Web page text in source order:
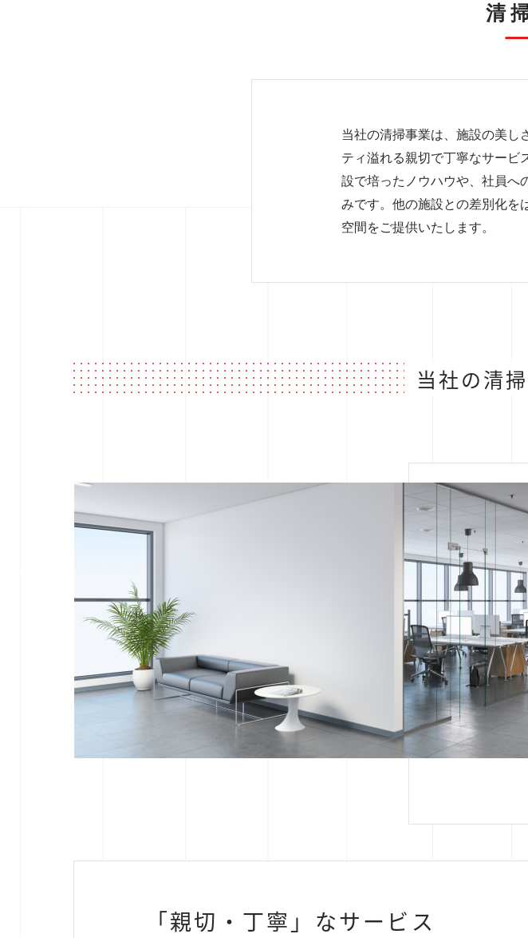
清
当社の清掃事業は、施設の美し
ティ溢れる親切で丁寧なサービ
設で培ったノウハウや、社員へ
みです。他の施設との差別化を
空間をご提供いたします。
当社の清
「親切・丁寧」なサービス